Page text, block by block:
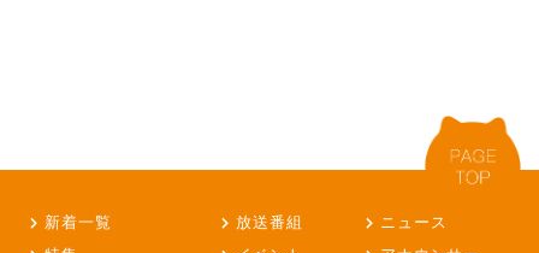
新着一覧 放送番組
ニュース